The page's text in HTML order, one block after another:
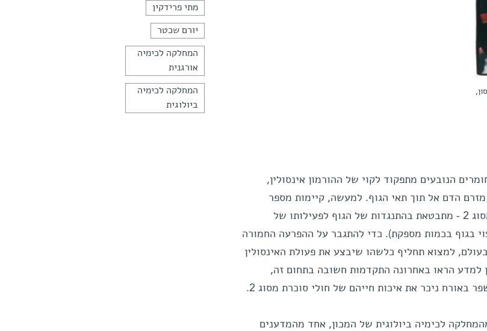
מתי פרידקין
יורם שכטר
המחלקה לכימיה
אורגנית
המחלקה לכימיה
ביולוגית
הנובעים מתפקוד לקוי של ההורמון אינסולין,
הדם אל תוך תאי הגוף. למעשה, קיימות מספר
הפרעות כאלה. אחת מהן - הידועה בשם סוכרת מסוג 2 - מתבטאת בהתנגדות של הגוף לפעילותו של
בגוף בכמות מספקת). כדי להתגבר על ההפרעה החמורה
למצוא תחליף כלשהו שיבצע את פעולת האינסולין
למדע הראו באחרונה התקדמות חשובה בתחום זה,
באורח ניכר את איכות חייהם של חולי סוכרת מסוג 2.
לכימיה ביולוגית של המכון, אחד מהמדענים